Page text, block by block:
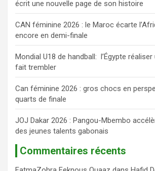
c
h
e
r
écrit une nouvelle page de son histoire
CAN féminine 2026 : le Maroc écarte
encore en demi-finale
Mondial U18 de handball: l’Égypte
fait trembler
Can féminine 2026 : gros chocs en
quarts de finale
JOJ Dakar 2026 : Pangou-Mbembo
des jeunes talents gabonais
Commentaires récents